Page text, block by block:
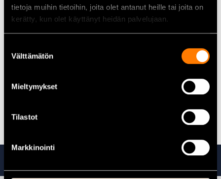
tietoja muihin tietoihin, joita olet antanut heille tai joita on
kerätty, kun olet käyttänyt heidän palvelujaan.
valinta
Välttämätön
Mieltymykset
Tilastot
Markkinointi
Traktorit:
Massey Ferguson 4215, 4220, 4225, 4235,
4240, 4245, 4255, 4260, 4263, 4265 ja 4270 (vm. 1998
eteenpäin); 4315, 4320, 4325, 4335, 4345, 4355, 4360,
4365 ja 4370 (vm. 2001 eteenpäin); 6235, 6245, 6255,
6260, 6265, 6270, 6280, 6290, 8210, 8220, 8220XTRA,